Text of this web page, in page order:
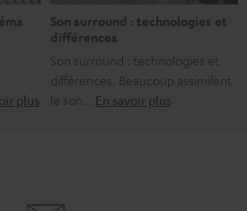
plus
Son surround : technologies et
différences
Son surround : technologies et
différences. Beaucoup assimilent
le son… En savoir plus